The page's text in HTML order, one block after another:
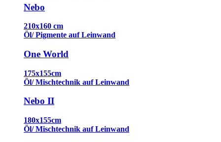
Nebo
210x160 cm
Öl/ Pigmente auf Leinwand
One World
175x155cm
Öl/ Mischtechnik auf Leinwand
Nebo II
180x155cm
Öl/ Mischtechnik auf Leinwand